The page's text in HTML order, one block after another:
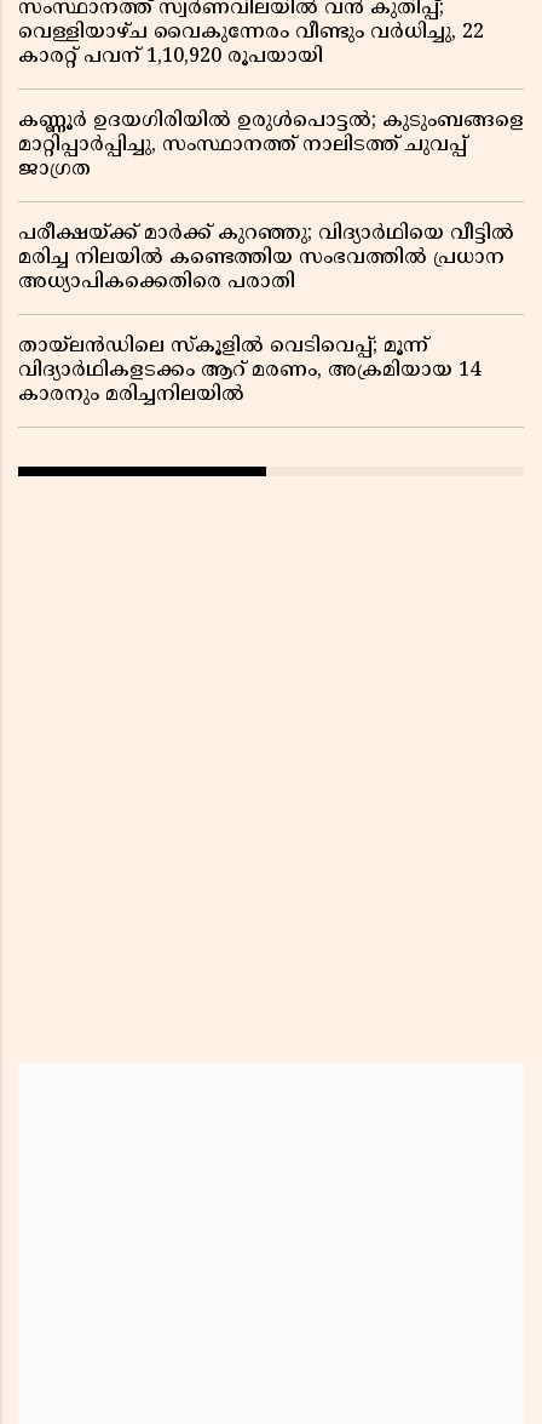
സംസ്ഥാനത്ത് സ്വർണവിലയിൽ വൻ കുതിപ്പ്;
വെള്ളിയാഴ്ച വൈകുന്നേരം വീണ്ടും വർധിച്ചു, 22
കാരറ്റ് പവന് 1,10,920 രൂപയായി
കണ്ണൂർ ഉദയഗിരിയിൽ ഉരുൾപൊട്ടൽ; കുടുംബങ്ങളെ
മാറ്റിപ്പാർപ്പിച്ചു, സംസ്ഥാനത്ത് നാലിടത്ത് ചുവപ്പ്
ജാഗ്രത
പരീക്ഷയ്ക്ക് മാർക്ക് കുറഞ്ഞു; വിദ്യാർഥിയെ വീട്ടിൽ
മരിച്ച നിലയിൽ കണ്ടെത്തിയ സംഭവത്തിൽ പ്രധാന
അധ്യാപികക്കെതിരെ പരാതി
തായ്‌ലൻഡിലെ സ്‌കൂളിൽ വെടിവെപ്പ്; മൂന്ന്
വിദ്യാർഥികളടക്കം ആറ് മരണം, അക്രമിയായ 14
കാരനും മരിച്ചനിലയിൽ